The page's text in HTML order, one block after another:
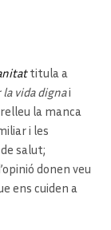
titula a
la vida dignai
la manca
i les
salut;
donen veu
ens cuiden a